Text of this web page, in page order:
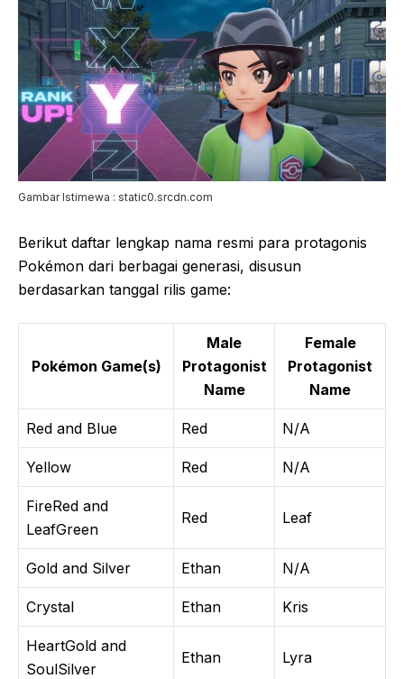
Gambar Istimewa : static0.srcdn.com
Berikut daftar lengkap nama resmi para protagonis
Pokémon dari berbagai generasi, disusun
berdasarkan tanggal rilis game:
Pokémon Game(s)
Male
Protagonist
Name
Female
Protagonist
Name
Red and Blue Red N/A
Yellow Red N/A
FireRed and
LeafGreen
Red Leaf
Gold and Silver Ethan N/A
Crystal Ethan Kris
HeartGold and
SoulSilver
Ethan Lyra